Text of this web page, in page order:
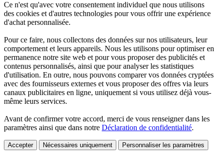
Ce n'est qu'avec votre consentement individuel que nous utilisons
des cookies et d'autres technologies pour vous offrir une expérience
d'achat personnalisée.
Pour ce faire, nous collectons des données sur nos utilisateurs, leur
comportement et leurs appareils. Nous les utilisons pour optimiser en
permanence notre site web et pour vous proposer des publicités et
contenus personnalisés, ainsi que pour analyser les statistiques
d'utilisation. En outre, nous pouvons comparer vos données cryptées
avec des fournisseurs externes et vous proposer des offres via leurs
canaux publicitaires en ligne, uniquement si vous utilisez déjà vous-
même leurs services.
Avant de confirmer votre accord, merci de vous renseigner dans les
paramètres ainsi que dans notre Déclaration de confidentialité.
Accepter Nécessaires uniquement Personnaliser les paramètres